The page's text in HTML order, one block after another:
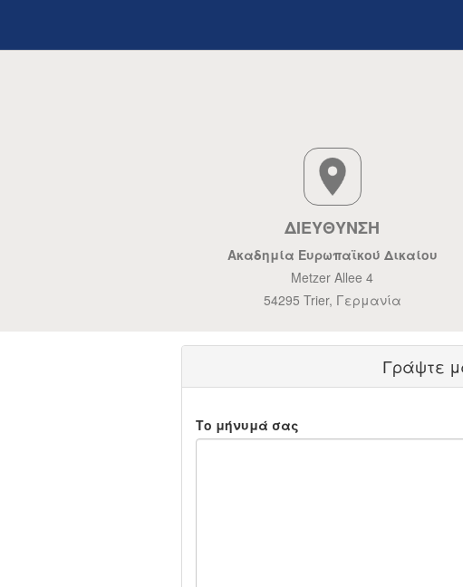
ΔΙΕΥΘΥΝΣΗ
Ακαδημία Ευρωπαϊκού Δικαίου
Metzer Allee 4
54295 Trier, Γερμανία
Γράψτε
Το μήνυμά σας